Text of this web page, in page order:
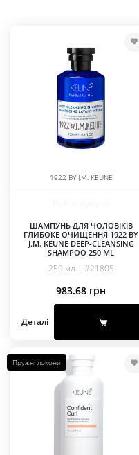
1922 BY J.M. KEUNE
ШАМПУНЬ ДЛЯ ЧОЛОВІКІВ
ГЛИБОКЕ ОЧИЩЕННЯ 1922 BY
J.M. KEUNE DEEP-CLEANSING
SHAMPOO 250 ML
250 мл | #21805
983.68 грн
Деталі
Пружні локони